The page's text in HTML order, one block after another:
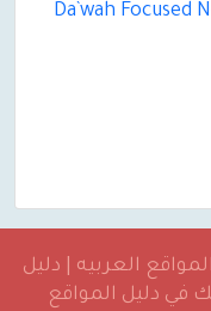
العربيه | دليل
في دليل المواقع